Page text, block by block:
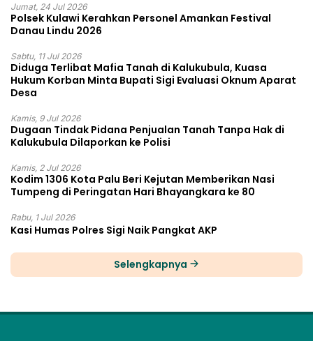
Jumat, 24 Jul 2026
Polsek Kulawi Kerahkan Personel Amankan Festival
Danau Lindu 2026
Sabtu, 11 Jul 2026
Diduga Terlibat Mafia Tanah di Kalukubula, Kuasa
Hukum Korban Minta Bupati Sigi Evaluasi Oknum Aparat
Desa
Kamis, 9 Jul 2026
Dugaan Tindak Pidana Penjualan Tanah Tanpa Hak di
Kalukubula Dilaporkan ke Polisi
Kamis, 2 Jul 2026
Kodim 1306 Kota Palu Beri Kejutan Memberikan Nasi
Tumpeng di Peringatan Hari Bhayangkara ke 80
Rabu, 1 Jul 2026
Kasi Humas Polres Sigi Naik Pangkat AKP
Selengkapnya